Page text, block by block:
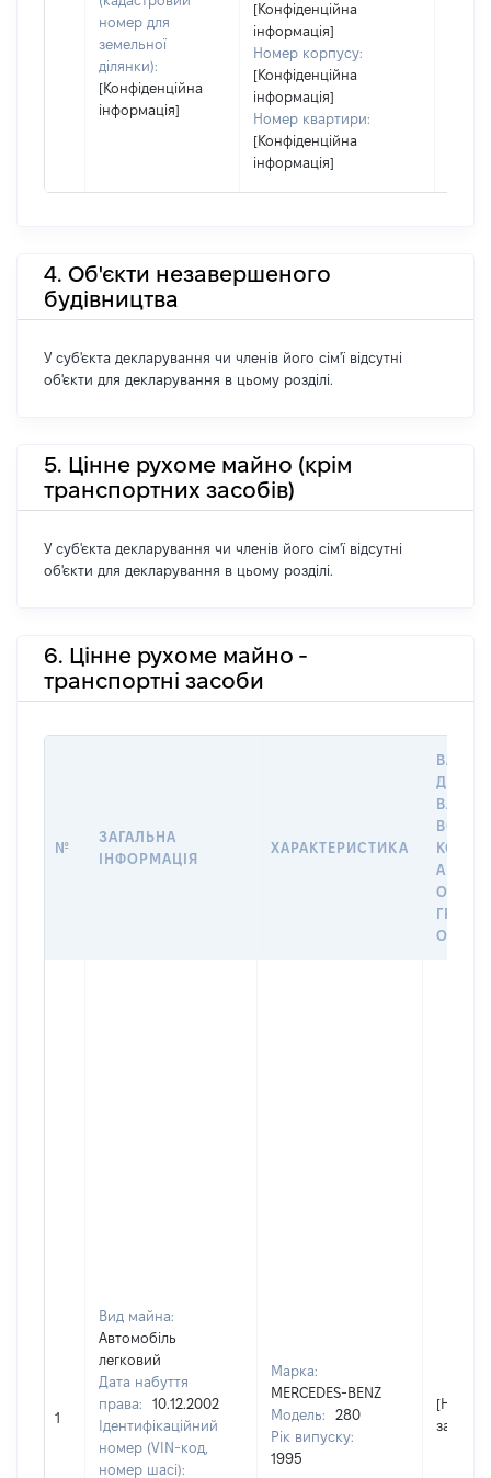
номер для
земельної
ділянки):
[Конфіденційна
інформація]
[Конфіденційна
інформація]
Номер корпусу:
[Конфіденційна
інформація]
Номер квартири:
[Конфіденційна
інформація]
4. Об'єкти незавершеного
будівництва
У суб'єкта декларування чи членів його сім'ї відсутні
об'єкти для декларування в цьому розділі.
5. Цінне рухоме майно (крім
транспортних засобів)
У суб'єкта декларування чи членів його сім'ї відсутні
об'єкти для декларування в цьому розділі.
6. Цінне рухоме майно -
транспортні засоби
№
ЗАГАЛЬНА
ІНФОРМАЦІЯ
ХАРАКТЕРИСТИКА
ДАТУ
АБО
1
Вид майна:
Автомобіль
легковий
Дата набуття
права:
10.12.2002
Ідентифікаційний
номер (VIN-код,
номер шасі):
Марка:
MERCEDES-BENZ
Модель:
280
Рік випуску:
1995
[Не